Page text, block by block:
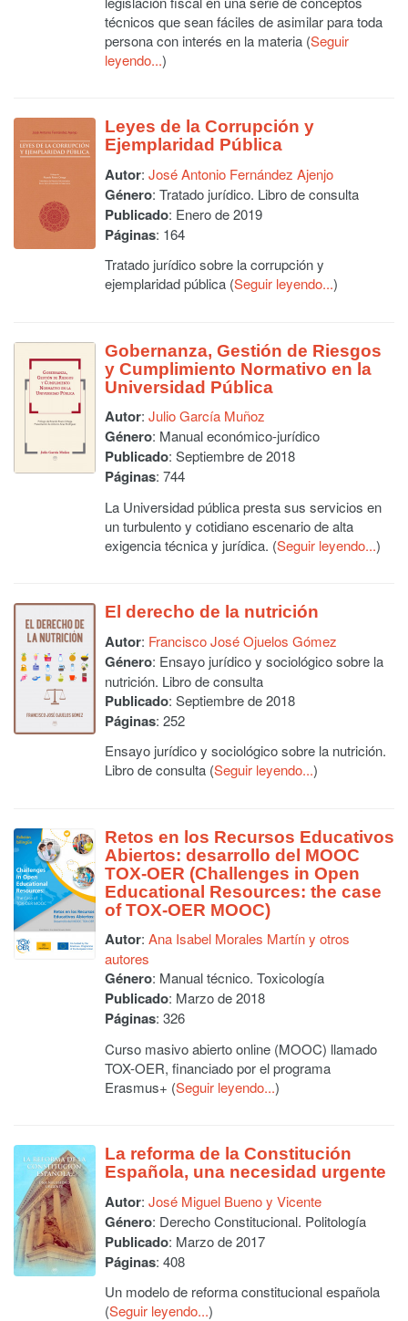
técnicos que sean fáciles de asimilar para toda
persona con interés en la materia (Seguir
leyendo...)
Leyes de la Corrupción y
Ejemplaridad Pública
Autor: José Antonio Fernández Ajenjo
Género: Tratado jurídico. Libro de consulta
Publicado: Enero de 2019
Páginas: 164
Tratado jurídico sobre la corrupción y
ejemplaridad pública (Seguir leyendo...)
Gobernanza, Gestión de Riesgos
y Cumplimiento Normativo en la
Universidad Pública
Autor: Julio García Muñoz
Género: Manual económico-jurídico
Publicado: Septiembre de 2018
Páginas: 744
La Universidad pública presta sus servicios en
un turbulento y cotidiano escenario de alta
exigencia técnica y jurídica. (Seguir leyendo...)
El derecho de la nutrición
Autor: Francisco José Ojuelos Gómez
Género: Ensayo jurídico y sociológico sobre la
nutrición. Libro de consulta
Publicado: Septiembre de 2018
Páginas: 252
Ensayo jurídico y sociológico sobre la nutrición.
Libro de consulta (Seguir leyendo...)
Retos en los Recursos Educativos
Abiertos: desarrollo del MOOC
TOX-OER (Challenges in Open
Educational Resources: the case
of TOX-OER MOOC)
Autor: Ana Isabel Morales Martín y otros
autores
Género: Manual técnico. Toxicología
Publicado: Marzo de 2018
Páginas: 326
Curso masivo abierto online (MOOC) llamado
TOX-OER, financiado por el programa
Erasmus+ (Seguir leyendo...)
La reforma de la Constitución
Española, una necesidad urgente
Autor: José Miguel Bueno y Vicente
Género: Derecho Constitucional. Politología
Publicado: Marzo de 2017
Páginas: 408
Un modelo de reforma constitucional española
(Seguir leyendo...)